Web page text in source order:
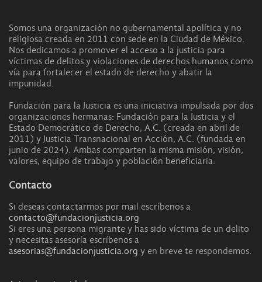
Somos una organización no gubernamental apolítica y no
religiosa creada en 2011 con sede en la Ciudad de México.
Nos dedicamos a promover el acceso a la justicia para
víctimas de delitos y violaciones de derechos humanos como
vía para fortalecer el estado de derecho y abatir la
impunidad.
Fundación para la Justicia es una iniciativa impulsada por dos
organizaciones hermanas: Fundación para la Justicia y el
Estado Democrático de Derecho, A.C. (creada en abril de
2011) y Justicia Transnacional en Acción, A.C. (fundada en
junio de 2024). Ambas comparten la misma misión, visión,
valores, equipo de trabajo y población beneficiaria.
Contacto
Si deseas contactarmos por mail escríbenos a
contacto@fundacionjusticia.org
Si eres una persona migrante y has sido víctima de un delito
y necesitas asesoría escríbenos a
asesorias@fundacionjusticia.org y en breve te respondemos.